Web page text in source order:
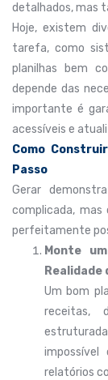
detalhados, mas
Hoje, existem
tarefa, como
planilhas bem
depende das
importante é
acessíveis e
Como
Passo
Gerar
complicada, mas
perfeitamente
Monte
Realidade
Um bom
receitas,
relatórios